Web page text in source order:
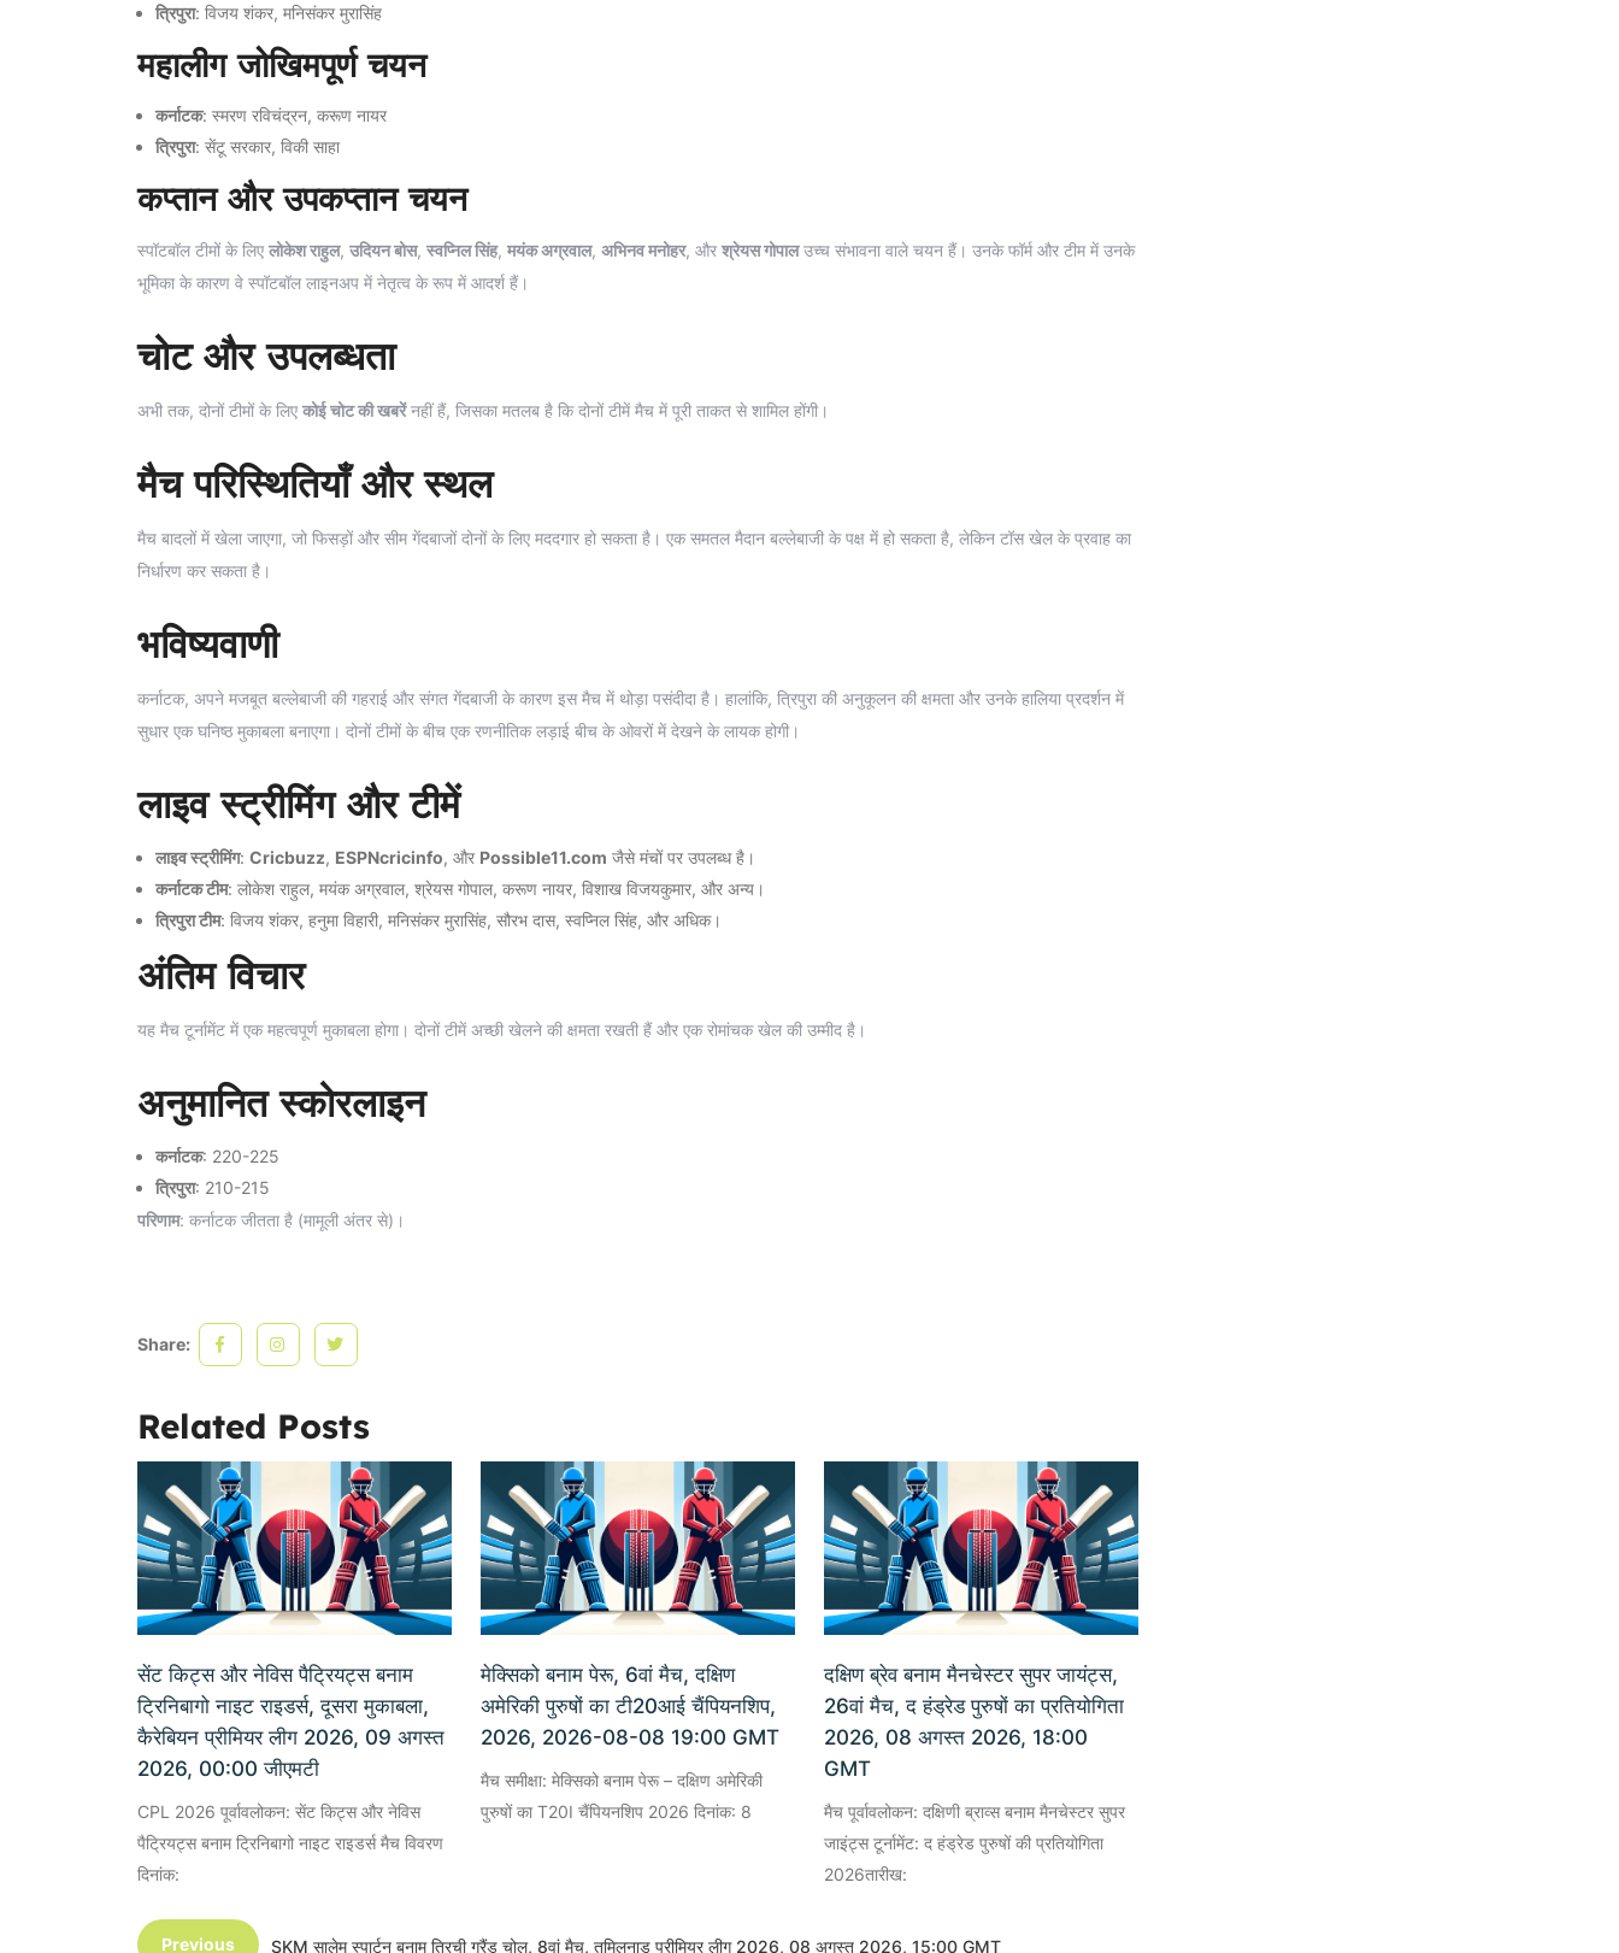
त्रिपुरा: विजय शंकर, मनिसंकर मुरासिंह
महालीग जोखिमपूर्ण चयन
कर्नाटक: स्मरण रविचंद्रन, करूण नायर
त्रिपुरा: सेंटू सरकार, विकी साहा
कप्तान और उपकप्तान चयन
स्पॉटबॉल टीमों के लिए लोकेश राहुल, उदियन बोस, स्वप्निल सिंह, मयंक अग्रवाल, अभिनव मनोहर, और श्रेयस गोपालउच्च संभावना वाले चयन हैं। उनके फॉर्म और टीम में उनके
भूमिका के कारण वे स्पॉटबॉल लाइनअप में नेतृत्व के रूप में आदर्श हैं।
चोट और उपलब्धता
अभी तक, दोनों टीमों के लिए कोई चोट की खबरेंनहीं हैं, जिसका मतलब है कि दोनों टीमें मैच में पूरी ताकत से शामिल होंगी।
मैच परिस्थितियाँ और स्थल
मैच बादलों में खेला जाएगा, जो फिसड़ों और सीम गेंदबाजों दोनों के लिए मददगार हो सकता है। एक समतल मैदान बल्लेबाजी के पक्ष में हो सकता है, लेकिन टॉस खेल के प्रवाह का
निर्धारण कर सकता है।
भविष्यवाणी
कर्नाटक, अपने मजबूत बल्लेबाजी की गहराई और संगत गेंदबाजी के कारण इस मैच में थोड़ा पसंदीदा है। हालांकि, त्रिपुरा की अनुकूलन की क्षमता और उनके हालिया प्रदर्शन में
सुधार एक घनिष्ठ मुकाबला बनाएगा। दोनों टीमों के बीच एक रणनीतिक लड़ाई बीच के ओवरों में देखने के लायक होगी।
लाइव स्ट्रीमिंग और टीमें
लाइव स्ट्रीमिंग: Cricbuzz, ESPNcricinfo, और Possible11.com जैसे मंचों पर उपलब्ध है।
कर्नाटक टीम: लोकेश राहुल, मयंक अग्रवाल, श्रेयस गोपाल, करूण नायर, विशाख विजयकुमार, और अन्य।
त्रिपुरा टीम: विजय शंकर, हनुमा विहारी, मनिसंकर मुरासिंह, सौरभ दास, स्वप्निल सिंह, और अधिक।
अंतिम विचार
यह मैच टूर्नामेंट में एक महत्वपूर्ण मुकाबला होगा। दोनों टीमें अच्छी खेलने की क्षमता रखती हैं और एक रोमांचक खेल की उम्मीद है।
अनुमानित स्कोरलाइन
कर्नाटक: 220-225
त्रिपुरा: 210-215
परिणाम: कर्नाटक जीतता है (मामूली अंतर से)।
Share:
Related Posts
सेंट किट्स और नेविस पैट्रियट्स बनाम
ट्रिनिबागो नाइट राइडर्स, दूसरा मुकाबला,
कैरेबियन प्रीमियर लीग 2026, 09 अगस्त
2026, 00:00 जीएमटी
CPL 2026 पूर्वावलोकन: सेंट किट्स और नेविस
पैट्रियट्स बनाम ट्रिनिबागो नाइट राइडर्स मैच विवरण
दिनांक:
मेक्सिको बनाम पेरू, 6वां मैच, दक्षिण
अमेरिकी पुरुषों का टी20आई चैंपियनशिप,
2026, 2026-08-08 19:00 GMT
मैच समीक्षा: मेक्सिको बनाम पेरू – दक्षिण अमेरिकी
पुरुषों का T20I चैंपियनशिप 2026 दिनांक: 8
दक्षिण ब्रेव बनाम मैनचेस्टर सुपर जायंट्स,
26वां मैच, द हंड्रेड पुरुषों का प्रतियोगिता
2026, 08 अगस्त 2026, 18:00
GMT
मैच पूर्वावलोकन: दक्षिणी ब्राव्स बनाम मैनचेस्टर सुपर
जाइंट्स टूर्नामेंट: द हंड्रेड पुरुषों की प्रतियोगिता
2026तारीख:
Previous SKM सालेम स्पार्टन बनाम त्रिची ग्रैंड चोल, 8वां मैच, तमिलनाडु प्रीमियर लीग 2026, 08 अगस्त 2026, 15:00 GMT